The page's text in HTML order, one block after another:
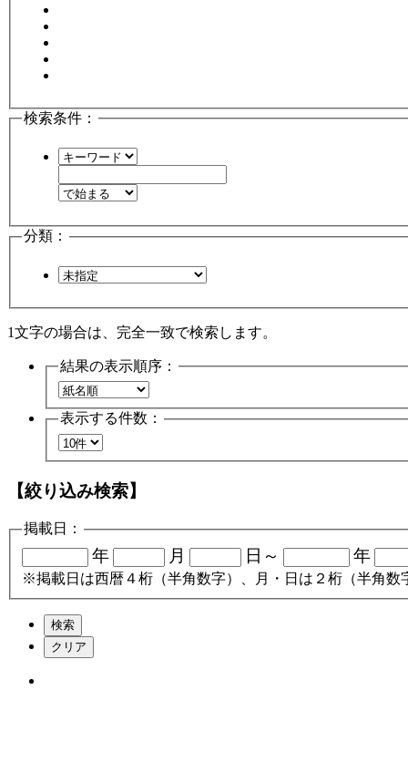
検索条件：
分類：
1文字の場合は、完全一致で検索します。
結果の表示順序：
表示する件数：
【絞り込み検索】
掲載日：
年 月 日～ 年
※掲載日は西暦４桁（半角数字）、月・日は２桁（半角数